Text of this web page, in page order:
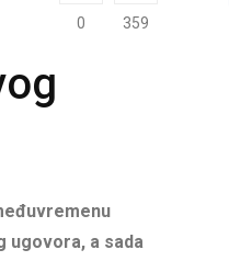
0 359
ugovora, a sada